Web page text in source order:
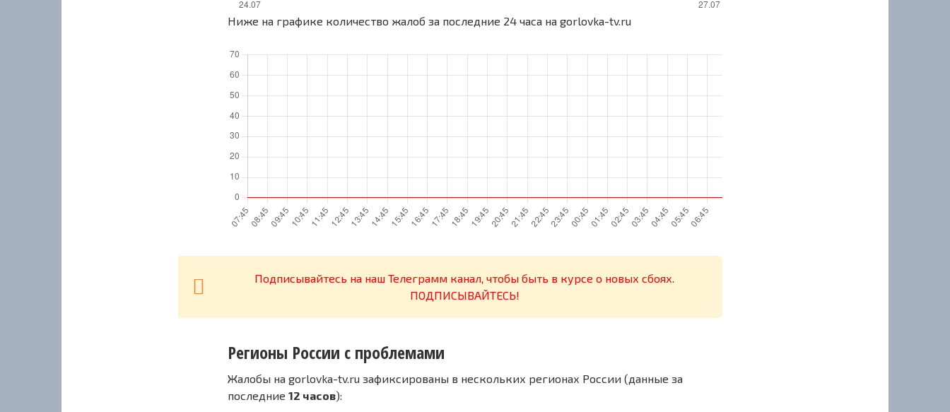
Ниже на графике количество жалоб за последние 24 часа на gorlovka-tv.ru
Подписывайтесь на наш Телеграмм канал, чтобы быть в курсе о новых сбоях.
ПОДПИСЫВАЙТЕСЬ!
Регионы России с проблемами
Жалобы на gorlovka-tv.ru зафиксированы в нескольких регионах России (данные за
последние 12 часов):